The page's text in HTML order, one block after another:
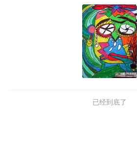
已经到底了